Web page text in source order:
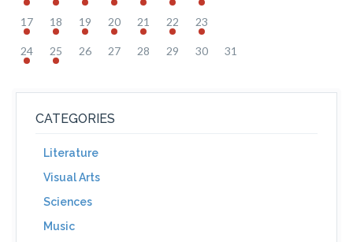
17 18 19 20 21 22 23
24 25 26 27 28 29 30 31
CATEGORIES
Literature
Visual Arts
Sciences
Music